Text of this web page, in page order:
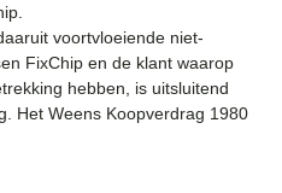
voortvloeiende niet-
FixChip en de klant waarop
hebben, is uitsluitend
Het Weens Koopverdrag 1980